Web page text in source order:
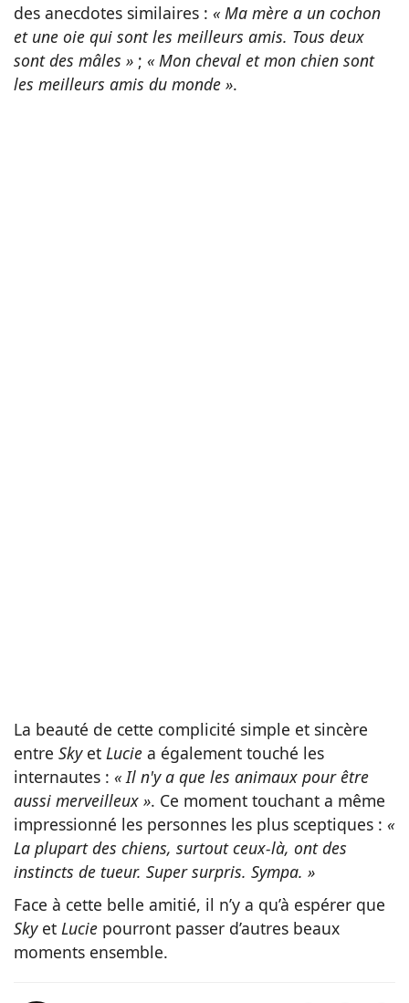
des anecdotes similaires : « Ma mère a un cochon
et une oie qui sont les meilleurs amis. Tous deux
sont des mâles » ; « Mon cheval et mon chien sont
les meilleurs amis du monde ».
La beauté de cette complicité simple et sincère
entre Sky et Lucie a également touché les
internautes : « Il n'y a que les animaux pour être
aussi merveilleux ». Ce moment touchant a même
impressionné les personnes les plus sceptiques : «
La plupart des chiens, surtout ceux-là, ont des
instincts de tueur. Super surpris. Sympa. »
Face à cette belle amitié, il n’y a qu’à espérer que
Sky et Lucie pourront passer d’autres beaux
moments ensemble.